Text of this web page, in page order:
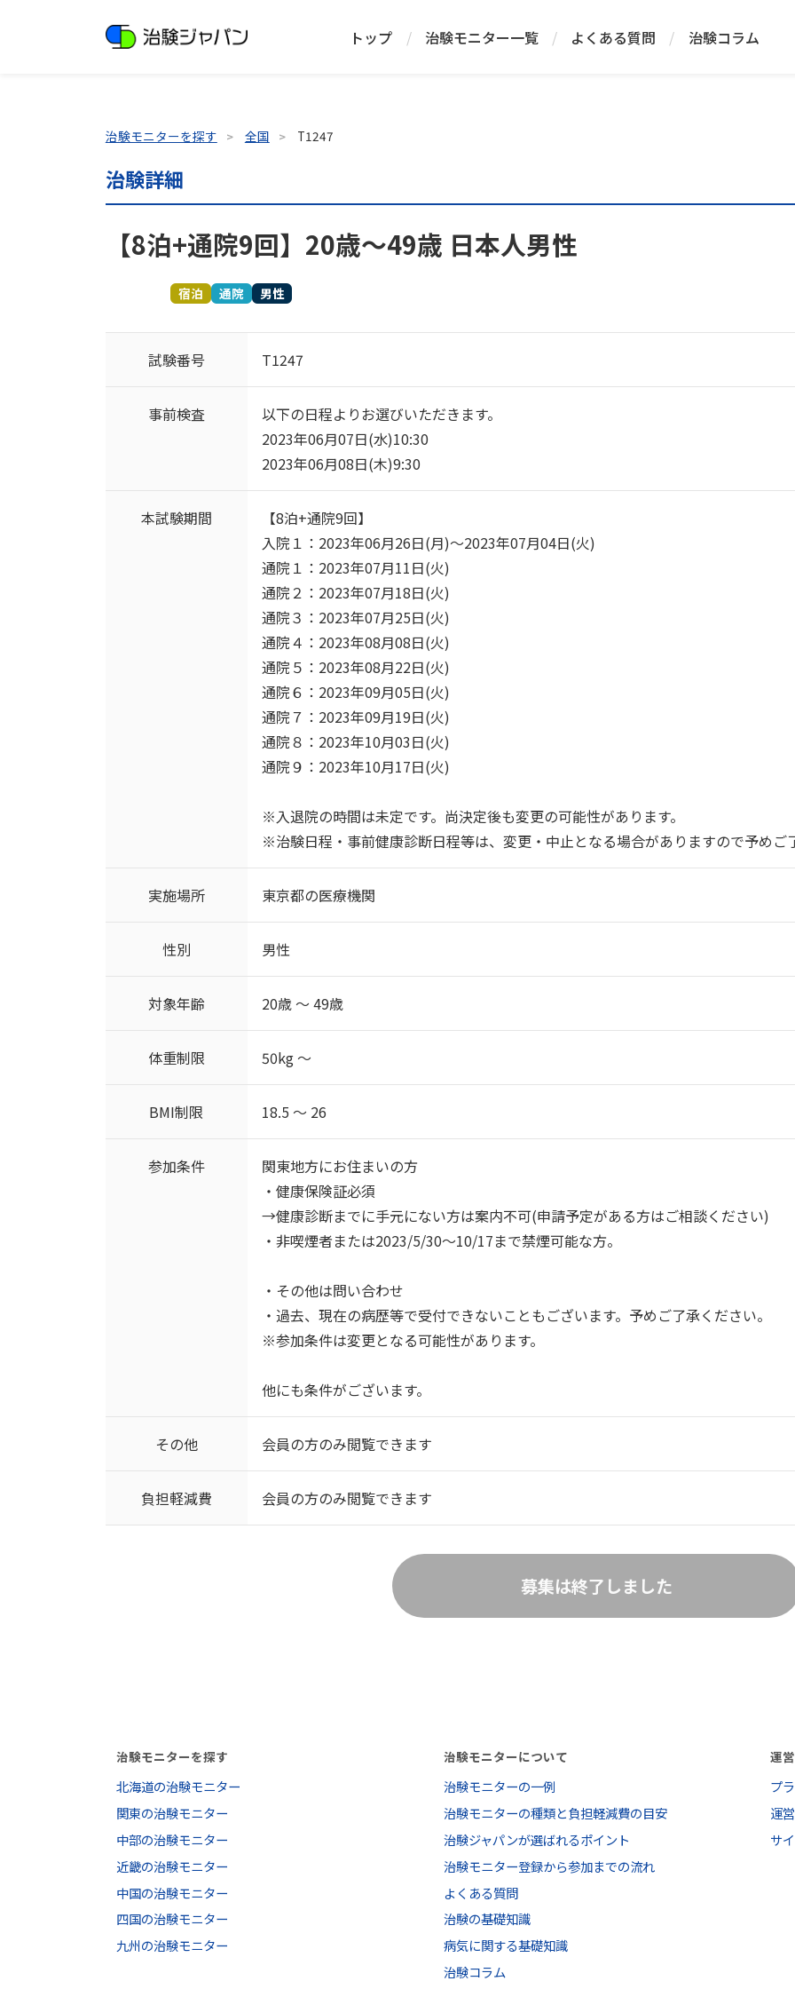
トップ / 治験モニター一覧 / よくある質問 / 治験コラム
治験モニターを探す 全国 T1247
治験詳細
【8泊+通院9回】20歳～49歳 日本人男性
宿泊 通院 男性
試験番号 T1247
事前検査
以下の日程よりお選びいただきます。
2023年06月07日(水)10:30
2023年06月08日(木)9:30
本試験期間
【8泊+通院9回】
入院１：2023年06月26日(月)～2023年07月04日(火)
通院１：2023年07月11日(火)
通院２：2023年07月18日(火)
通院３：2023年07月25日(火)
通院４：2023年08月08日(火)
通院５：2023年08月22日(火)
通院６：2023年09月05日(火)
通院７：2023年09月19日(火)
通院８：2023年10月03日(火)
通院９：2023年10月17日(火)
※入退院の時間は未定です。尚決定後も変更の可能性があります。
※治験日程・事前健康診断日程等は、変更・中止となる場合がありますので予めご
実施場所 東京都の医療機関
性別 男性
対象年齢 20歳 ～ 49歳
体重制限 50kg ～
BMI制限 18.5 ～ 26
参加条件
関東地方にお住まいの方
・健康保険証必須
→健康診断までに手元にない方は案内不可(申請予定がある方はご相談ください)
・非喫煙者または2023/5/30～10/17まで禁煙可能な方。
・その他は問い合わせ
・過去、現在の病歴等で受付できないこともございます。予めご了承ください。
※参加条件は変更となる可能性があります。
他にも条件がございます。
その他 会員の方のみ閲覧できます
負担軽減費 会員の方のみ閲覧できます
募集は終了しました
治験モニターを探す
北海道の治験モニター
関東の治験モニター
中部の治験モニター
近畿の治験モニター
中国の治験モニター
四国の治験モニター
九州の治験モニター
治験モニターについて
治験モニターの一例
治験モニターの種類と負担軽減費の目安
治験ジャパンが選ばれるポイント
治験モニター登録から参加までの流れ
よくある質問
治験の基礎知識
病気に関する基礎知識
治験コラム
運
プ
運
サ